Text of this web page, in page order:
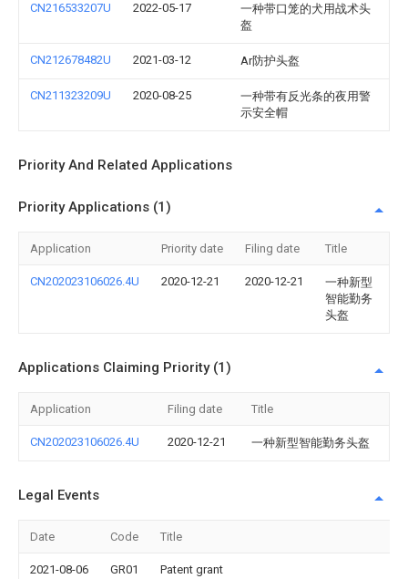
CN216533207U 2022-05-17
一种带口笼的犬用战术头
盔
CN212678482U 2021-03-12 Ar防护头盔
CN211323209U 2020-08-25
一种带有反光条的夜用警
示安全帽
Priority And Related Applications
Priority Applications (1)
Application Priority date Filing date Title
CN202023106026.4U 2020-12-21 2020-12-21
一种新型
智能勤务
头盔
Applications Claiming Priority (1)
Application Filing date Title
CN202023106026.4U 2020-12-21 一种新型智能勤务头盔
Legal Events
Date Code Title
2021-08-06 GR01 Patent grant